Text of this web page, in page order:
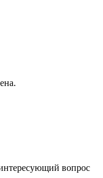
вопрос